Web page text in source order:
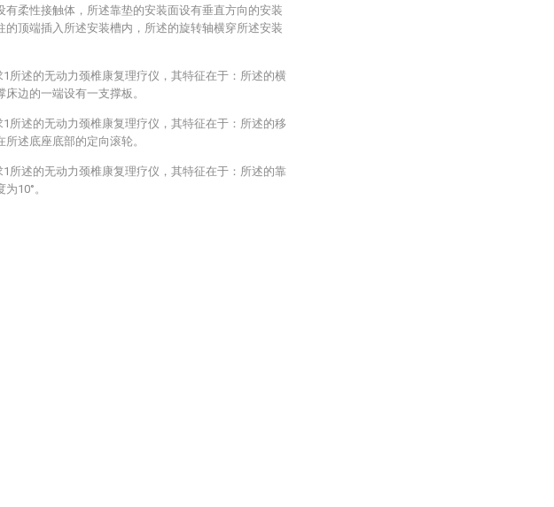
有柔性接触体，所述靠垫的安装面设有垂直方向的安装
的顶端插入所述安装槽内，所述的旋转轴横穿所述安装
1所述的无动力颈椎康复理疗仪，其特征在于：所述的横
床边的一端设有一支撑板。
1所述的无动力颈椎康复理疗仪，其特征在于：所述的移
所述底座底部的定向滚轮。
1所述的无动力颈椎康复理疗仪，其特征在于：所述的靠
10°。